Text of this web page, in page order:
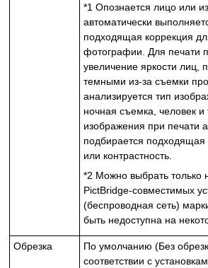
*1 Опознается лицо или
автоматически
подходящая коррекция
фотографии.
Для печати
увеличение яркости лиц,
темными из-за съемки
анализируется тип
ночная съемка, человек и
изображения при печати
подбирается подходящая
или контрастность.
*2 Можно выбрать только
PictBridge-совместимых
(беспроводная сеть)
быть недоступна на
Обрезка
По умолчанию (Без
соответствии с